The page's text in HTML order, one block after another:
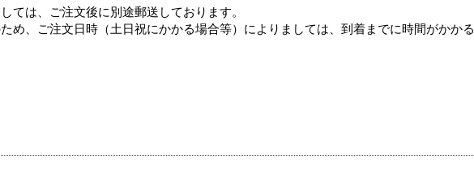
ては、ご注文後に別途郵送しております。
め、ご注文日時（土日祝にかかる場合等）によりましては、到着までに時間がかかる